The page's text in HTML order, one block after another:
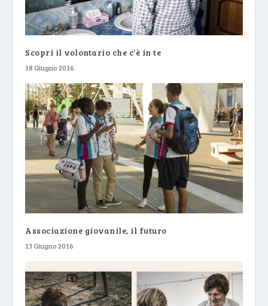
Scopri il volontario che c’è in te
18 Giugno 2016
Associazione giovanile, il futuro
13 Giugno 2016